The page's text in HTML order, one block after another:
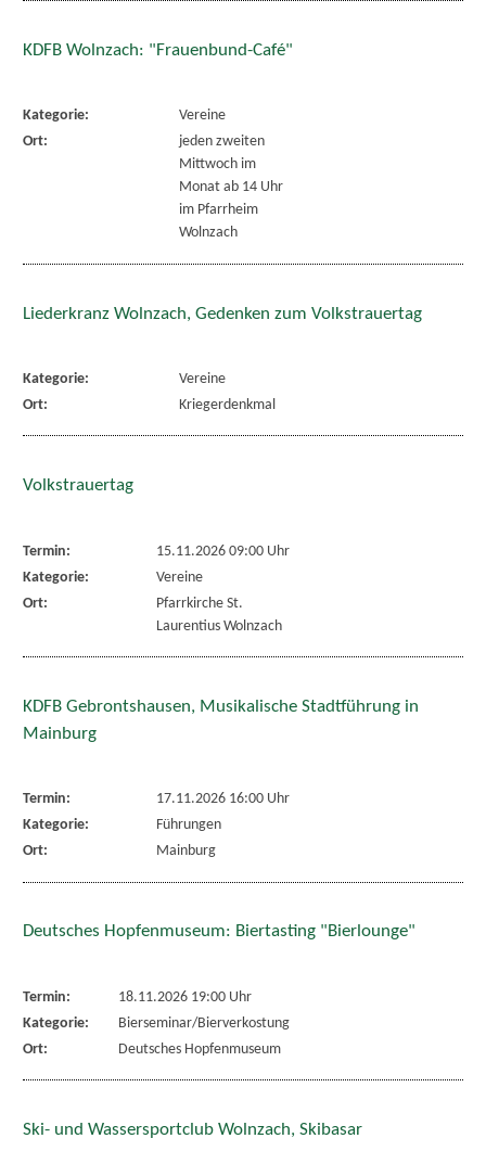
KDFB Wolnzach: "Frauenbund-Café"
Kategorie:
Vereine
Ort:
jeden zweiten
Mittwoch im
Monat ab 14 Uhr
im Pfarrheim
Wolnzach
Liederkranz Wolnzach, Gedenken zum Volkstrauertag
Kategorie:
Vereine
Ort:
Kriegerdenkmal
Volkstrauertag
Termin:
15.11.2026 09:00 Uhr
Kategorie:
Vereine
Ort:
Pfarrkirche St.
Laurentius Wolnzach
KDFB Gebrontshausen, Musikalische Stadtführung in
Mainburg
Termin:
17.11.2026 16:00 Uhr
Kategorie:
Führungen
Ort:
Mainburg
Deutsches Hopfenmuseum: Biertasting "Bierlounge"
Termin:
18.11.2026 19:00 Uhr
Kategorie:
Bierseminar/Bierverkostung
Ort:
Deutsches Hopfenmuseum
Ski- und Wassersportclub Wolnzach, Skibasar